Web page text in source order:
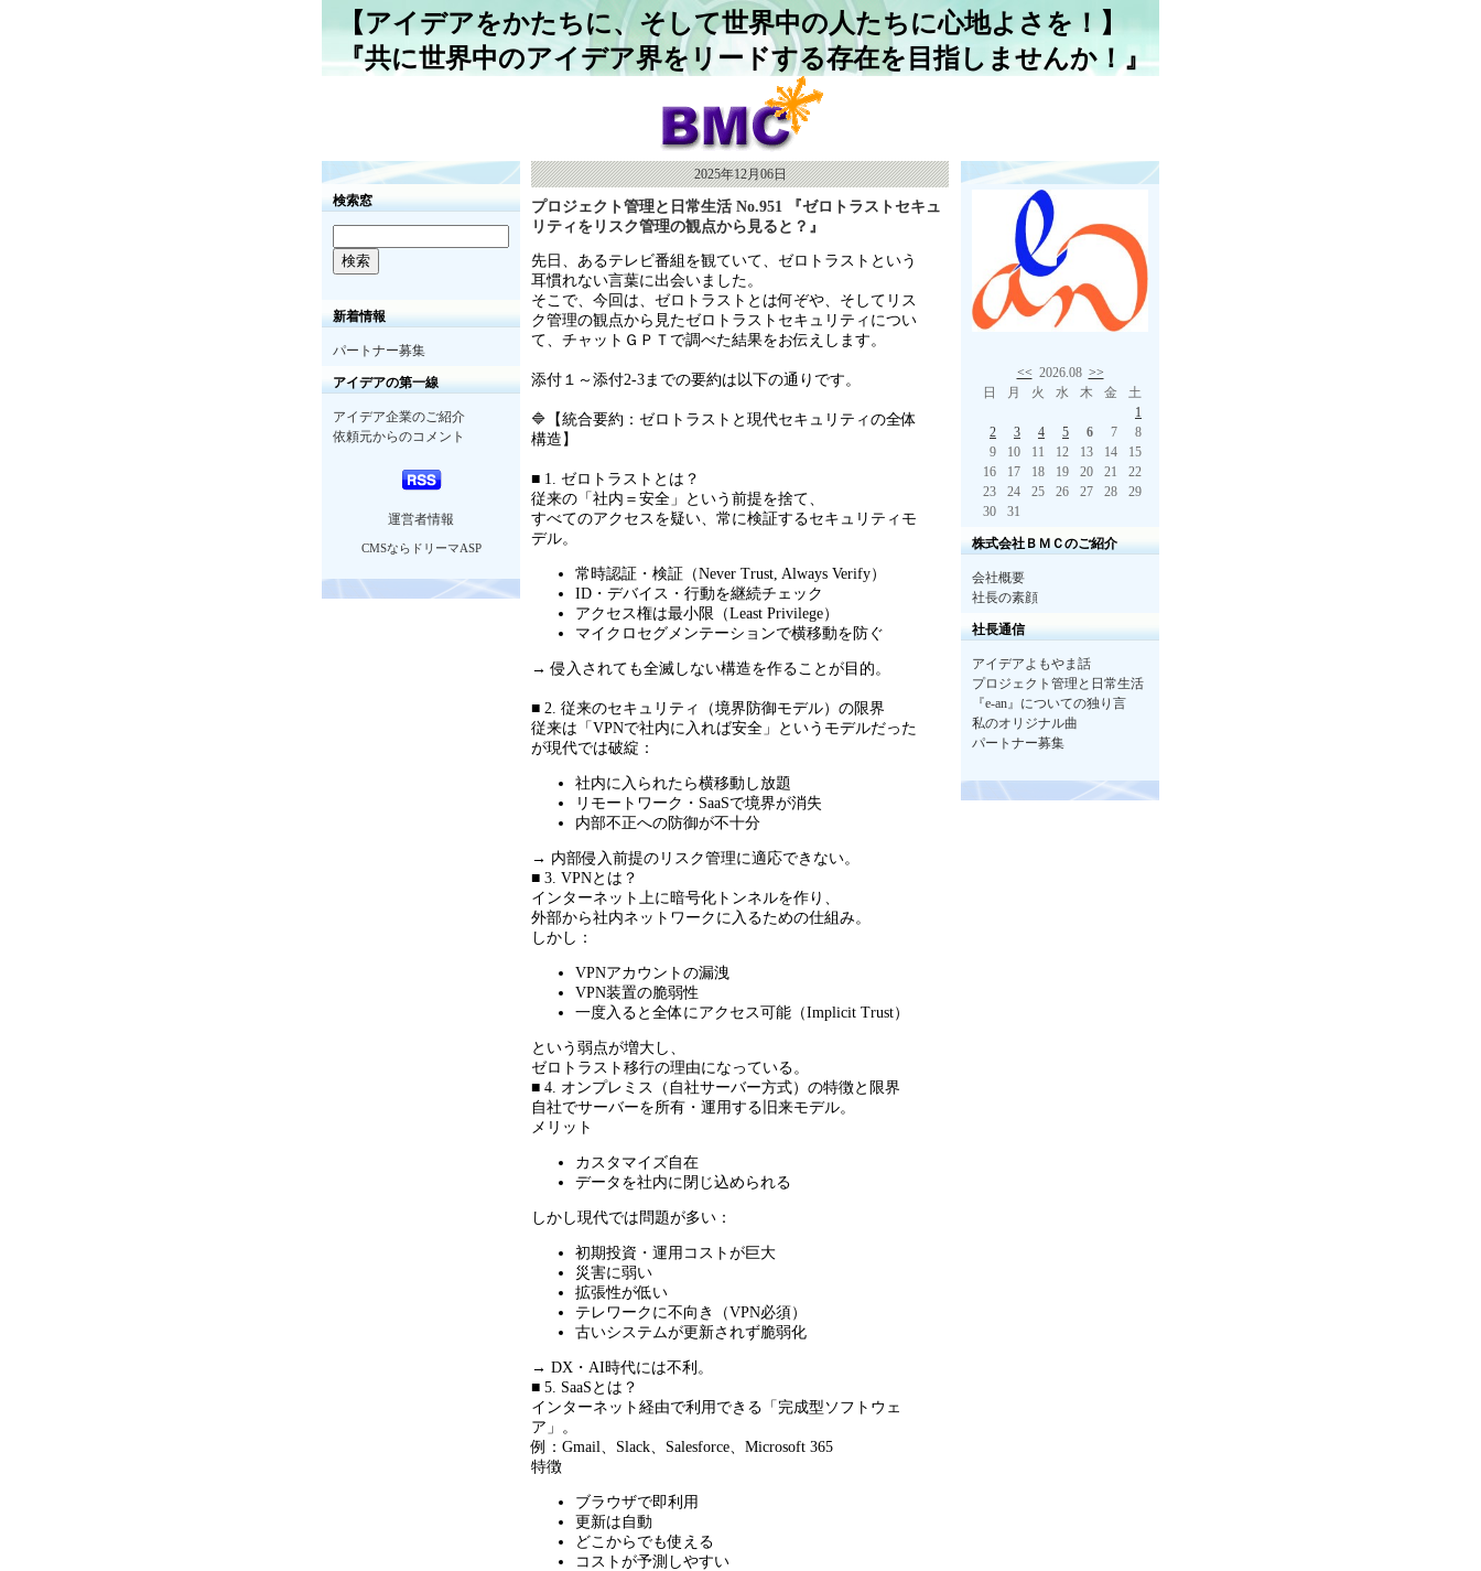
【アイデアをかたちに、そして世界中の人たちに心地よさを！】
『共に世界中のアイデア界をリードする存在を目指しませんか！』
検索窓
新着情報
パートナー募集
アイデアの第一線
アイデア企業のご紹介
依頼元からのコメント
運営者情報
CMSならドリーマASP
2025年12月06日
プロジェクト管理と日常生活 No.951 『ゼロトラストセキュ
リティをリスク管理の観点から見ると？』
先日、あるテレビ番組を観ていて、ゼロトラストという
耳慣れない言葉に出会いました。
そこで、今回は、ゼロトラストとは何ぞや、そしてリス
ク管理の観点から見たゼロトラストセキュリティについ
て、チャットＧＰＴで調べた結果をお伝えします。
添付１～添付2-3までの要約は以下の通りです。
🔷【統合要約：ゼロトラストと現代セキュリティの全体
構造】
■ 1. ゼロトラストとは？
従来の「社内＝安全」という前提を捨て、
すべてのアクセスを疑い、常に検証するセキュリティモ
デル。
常時認証・検証（Never Trust, Always Verify）
ID・デバイス・行動を継続チェック
アクセス権は最小限（Least Privilege）
マイクロセグメンテーションで横移動を防ぐ
→ 侵入されても全滅しない構造を作ることが目的。
■ 2. 従来のセキュリティ（境界防御モデル）の限界
従来は「 VPNで社内に入れば安全」というモデルだった
が現代では破綻：
社内に入られたら横移動し放題
リモートワーク・ SaaSで境界が消失
内部不正への防御が不十分
→ 内部侵入前提のリスク管理に適応できない。
■ 3. VPNとは？
インターネット上に暗号化トンネルを作り、
外部から社内ネットワークに入るための仕組み。
しかし：
VPNアカウントの漏洩
VPN装置の脆弱性
一度入ると全体にアクセス可能（Implicit Trust）
という弱点が増大し、
ゼロトラスト移行の理由になっている。
■ 4. オンプレミス（自社サーバー方式）の特徴と限界
自社でサーバーを所有・運用する旧来モデル。
メリット
カスタマイズ自在
データを社内に閉じ込められる
しかし現代では問題が多い：
初期投資・運用コストが巨大
災害に弱い
拡張性が低い
テレワークに不向き（VPN必須）
古いシステムが更新されず脆弱化
→ DX・ AI時代には不利。
■ 5. SaaSとは？
インターネット経由で利用できる「完成型ソフトウェ
ア」。
例： Gmail、 Slack、 Salesforce、 Microsoft 365
特徴
ブラウザで即利用
更新は自動
どこからでも使える
コストが予測しやすい
<< 2026.08 >>
日
2
9
16
23
30
月
3
10
17
24
31
火
4
11
18
25
水
5
12
19
26
木
6
13
20
27
金
7
14
21
28
土
1
8
15
22
29
株式会社ＢＭＣのご紹介
会社概要
社長の素顔
社長通信
アイデアよもやま話
プロジェクト管理と日常生活
『e-an』についての独り言
私のオリジナル曲
パートナー募集